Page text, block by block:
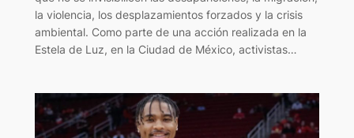
la violencia, los desplazamientos forzados y la crisis
ambiental. Como parte de una acción realizada en la
Estela de Luz, en la Ciudad de México, activistas…